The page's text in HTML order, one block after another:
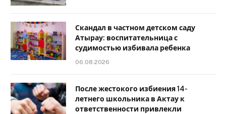
Скандал в частном детском саду
Атырау: воспитательница с
судимостью избивала ребенка
06.08.2026
После жестокого избиения 14-
летнего школьника в Актау к
ответственности привлекли